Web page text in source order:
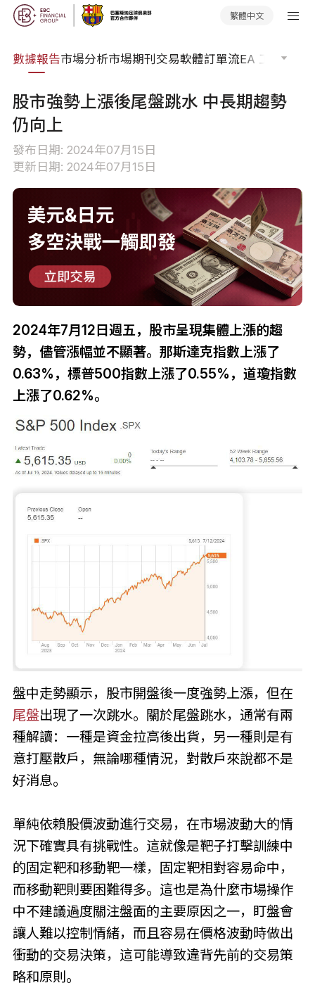
繁體中文
數據報告市場分析市場期刊交易軟體訂單流EA 工具庫
股市強勢上漲後尾盤跳水 中長期趨勢
仍向上
發布日期: 2024年07月15日
更新日期: 2024年07月15日
2024年7月12日週五，股市呈現集體上漲的趨
勢，儘管漲幅並不顯著。那斯達克指數上漲了
0.63%，標普500指數上漲了0.55%，道瓊指數
上漲了0.62%。
盤中走勢顯示，股市開盤後一度強勢上漲，但在
尾盤出現了一次跳水。關於尾盤跳水，通常有兩
種解讀：一種是資金拉高後出貨，另一種則是有
意打壓散戶，無論哪種情況，對散戶來說都不是
好消息。
單純依賴股價波動進行交易，在市場波動大的情
況下確實具有挑戰性。這就像是靶子打擊訓練中
的固定靶和移動靶一樣，固定靶相對容易命中，
而移動靶則要困難得多。這也是為什麼市場操作
中不建議過度關注盤面的主要原因之一，盯盤會
讓人難以控制情緒，而且容易在價格波動時做出
衝動的交易決策，這可能導致違背先前的交易策
略和原則。